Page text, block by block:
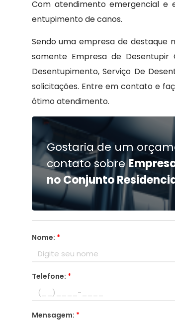
Com atendimento emergencial e
entupimento de canos.
Sendo uma empresa de destaque
somente Empresa de Desentupir
Desentupimento, Serviço De
solicitações. Entre em contato e
ótimo atendimento.
Gostaria de um
contato sobre
no Conjunto
Nome: *
Telefone: *
Mensagem: *